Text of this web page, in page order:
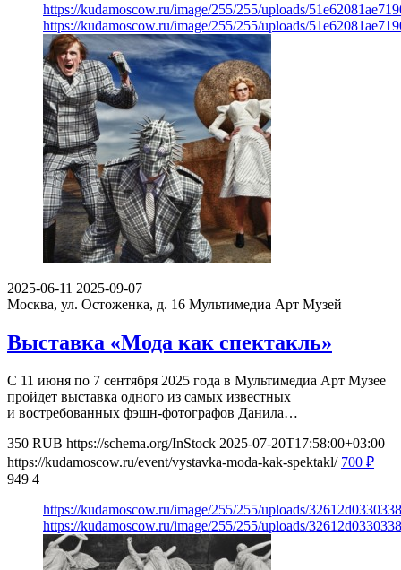
https://kudamoscow.ru/image/255/255/uploads/
https://kudamoscow.ru/image/255/255/uploads/
2025-06-11 2025-09-07
Москва, ул. Остоженка, д. 16 Мультимедиа Арт Музей
Выставка «Мода как спектакль»
С 11 июня по 7 сентября 2025 года в Мультимедиа Арт Музее
пройдет выставка одного из самых известных
и востребованных фэшн-фотографов Данила…
350 RUB https://schema.org/InStock 2025-07-20T17:58:00+03:00
https://kudamoscow.ru/event/vystavka-moda-kak-spektakl/ 700 ₽
949 4
https://kudamoscow.ru/image/255/255/uploads/
https://kudamoscow.ru/image/255/255/uploads/